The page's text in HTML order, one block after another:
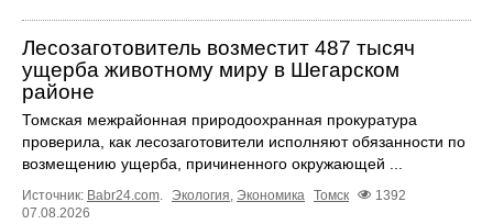
Лесозаготовитель возместит 487 тысяч
ущерба животному миру в Шегарском
районе
Томская межрайонная природоохранная прокуратура
проверила, как лесозаготовители исполняют обязанности по
возмещению ущерба, причиненного окружающей ...
Источник: Babr24.com Экология Экономика Томск
1392
07.08.2026